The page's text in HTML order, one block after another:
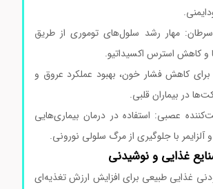
مهار رشد سلول‌های توموری از طریق
کاهش استرس اکسیداتیو.
کاهش فشار خون، بهبود عملکرد عروق و
در بیماران قلبی.
عصبی: استفاده در درمان بیماری‌هایی
با جلوگیری از مرگ سلولی نورونی.
غذایی طبیعی برای افزایش ارزش تغذیه‌ای